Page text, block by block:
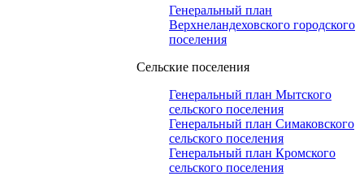
Генеральный план
Верхнеландеховского городского
поселения
Сельские поселения
Генеральный план Мытского
сельского поселения
Генеральный план Симаковского
сельского поселения
Генеральный план Кромского
сельского поселения